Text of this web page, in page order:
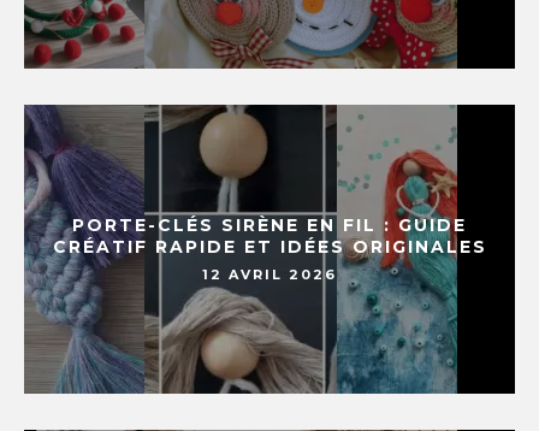
PORTE-CLÉS SIRÈNE EN FIL : GUIDE
CRÉATIF RAPIDE ET IDÉES ORIGINALES
12 AVRIL 2026